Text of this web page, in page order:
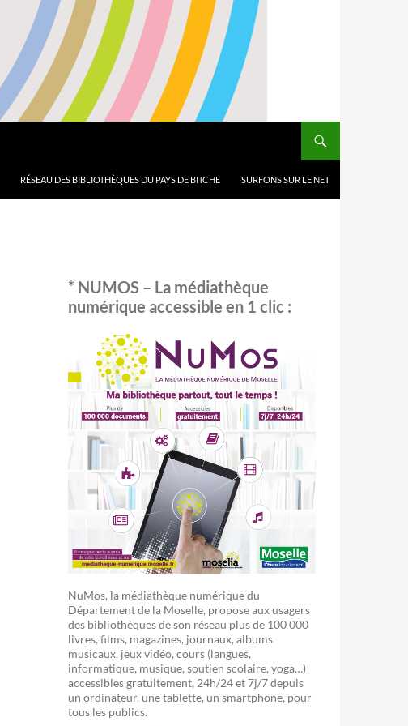
RÉSEAU DES BIBLIOTHÈQUES DU PAYS DE BITCHE SURFONS SUR LE NET
* NUMOS – La médiathèque
numérique accessible en 1 clic :
NuMos, la médiathèque numérique du
Département de la Moselle, propose aux usagers
des bibliothèques de son réseau plus de 100 000
livres, films, magazines, journaux, albums
musicaux, jeux vidéo, cours (langues,
informatique, musique, soutien scolaire, yoga…)
accessibles gratuitement, 24h/24 et 7j/7 depuis
un ordinateur, une tablette, un smartphone, pour
tous les publics.